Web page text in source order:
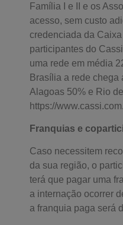
Família I e II e os
acesso, sem custo
credenciada da
participantes do
uma rede em média
Brasília a rede chega
Alagoas 50% e Rio
https://
Franquias e
Caso necessitem
da sua região, o
terá que pagar uma
a internação ocorrer
a franquia paga será